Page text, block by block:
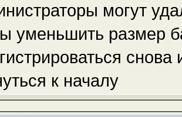
могут
уменьшить размер
к началу